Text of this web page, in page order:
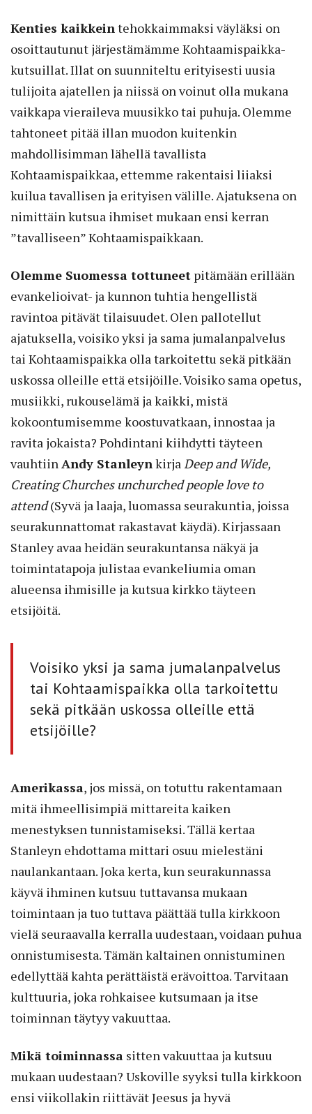
Kenties kaikkeintehokkaimmaksi väyläksi on
osoittautunut järjestämämme Kohtaamispaikka-
kutsuillat. Illat on suunniteltu erityisesti uusia
tulijoita ajatellen ja niissä on voinut olla mukana
vaikkapa vieraileva muusikko tai puhuja. Olemme
tahtoneet pitää illan muodon kuitenkin
mahdollisimman lähellä tavallista
Kohtaamispaikkaa, ettemme rakentaisi liiaksi
kuilua tavallisen ja erityisen välille. Ajatuksena on
nimittäin kutsua ihmiset mukaan ensi kerran
”tavalliseen” Kohtaamispaikkaan.
Olemme Suomessa tottuneet pitämään erillään
evankelioivat- ja kunnon tuhtia hengellistä
ravintoa pitävät tilaisuudet. Olen pallotellut
ajatuksella, voisiko yksi ja sama jumalanpalvelus
tai Kohtaamispaikka olla tarkoitettu sekä pitkään
uskossa olleille että etsijöille. Voisiko sama opetus,
musiikki, rukouselämä ja kaikki, mistä
kokoontumisemme koostuvatkaan, innostaa ja
ravita jokaista? Pohdintani kiihdytti täyteen
vauhtiinAndy StanleynkirjaDeep and Wide,
Creating Churches unchurched people love to
attend(Syvä ja laaja, luomassa seurakuntia, joissa
seurakunnattomat rakastavat käydä). Kirjassaan
Stanley avaa heidän seurakuntansa näkyä ja
toimintatapoja julistaa evankeliumia oman
alueensa ihmisille ja kutsua kirkko täyteen
etsijöitä.
Voisiko yksi ja sama jumalanpalvelus
tai Kohtaamispaikka olla tarkoitettu
sekä pitkään uskossa olleille että
etsijöille?
Amerikassa, jos missä, on totuttu rakentamaan
mitä ihmeellisimpiä mittareita kaiken
menestyksen tunnistamiseksi. Tällä kertaa
Stanleyn ehdottama mittari osuu mielestäni
naulankantaan. Joka kerta, kun seurakunnassa
käyvä ihminen kutsuu tuttavansa mukaan
toimintaan ja tuo tuttava päättää tulla kirkkoon
vielä seuraavalla kerralla uudestaan, voidaan puhua
onnistumisesta. Tämän kaltainen onnistuminen
edellyttää kahta perättäistä erävoittoa. Tarvitaan
kulttuuria, joka rohkaisee kutsumaan ja itse
toiminnan täytyy vakuuttaa.
Mikä toiminnassa sitten vakuuttaa ja kutsuu
mukaan uudestaan? Uskoville syyksi tulla kirkkoon
ensi viikollakin riittävät Jeesus ja hyvä